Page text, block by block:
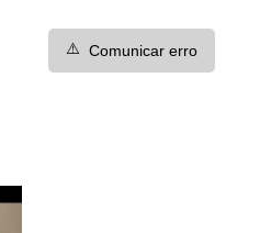
⚠️ Comunicar erro